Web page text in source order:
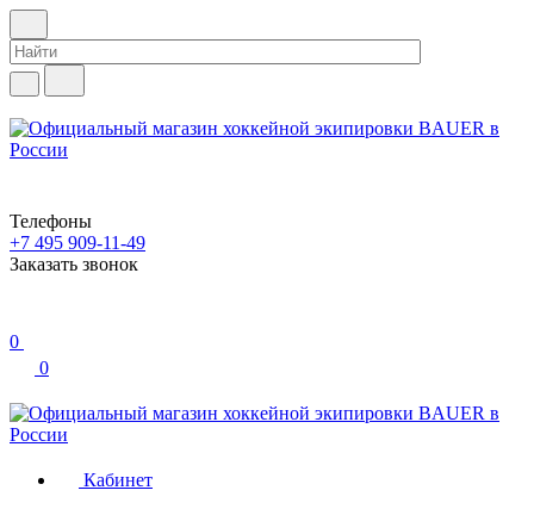
Телефоны
+7 495 909-11-49
Заказать звонок
0
0
Кабинет